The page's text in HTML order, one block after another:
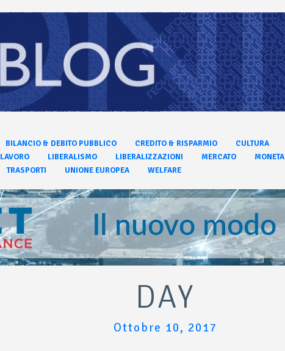
BILANCIO & DEBITO PUBBLICO CREDITO & RISPARMIO CULTURA
LAVORO LIBERALISMO LIBERALIZZAZIONI MERCATO MONETA
TRASPORTI UNIONE EUROPEA WELFARE
DAY
Ottobre 10, 2017